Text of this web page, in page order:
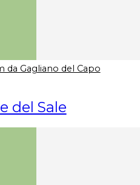
da Gagliano del Capo
del Sale